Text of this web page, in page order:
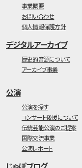
事業概要
お問い合わせ
個人情報保護方針
デジタルアーカイブ
歴史的音源について
アーカイブ事業
公演
公演を探す
コンサート後援について
伝統芸能公演のご提案
国際交流事業
公演レポート